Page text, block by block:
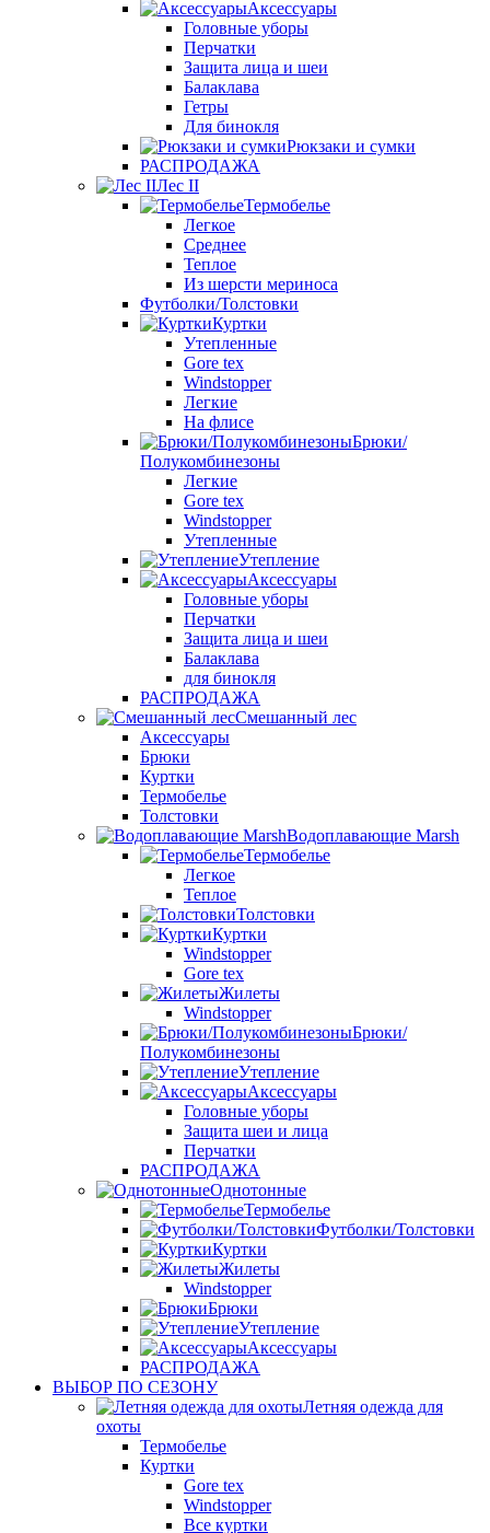
Аксессуары
Головные уборы
Перчатки
Защита лица и шеи
Балаклава
Гетры
Для бинокля
Рюкзаки и сумки
РАСПРОДАЖА
Лес II
Термобелье
Легкое
Среднее
Теплое
Из шерсти мериноса
Футболки/Толстовки
Куртки
Утепленные
Gore tex
Windstopper
Легкие
На флисе
Брюки/
Полукомбинезоны
Легкие
Gore tex
Windstopper
Утепленные
Утепление
Аксессуары
Головные уборы
Перчатки
Защита лица и шеи
Балаклава
для бинокля
РАСПРОДАЖА
Смешанный лес
Аксессуары
Брюки
Куртки
Термобелье
Толстовки
Водоплавающие Marsh
Термобелье
Легкое
Теплое
Толстовки
Куртки
Windstopper
Gore tex
Жилеты
Windstopper
Брюки/
Полукомбинезоны
Утепление
Аксессуары
Головные уборы
Защита шеи и лица
Перчатки
РАСПРОДАЖА
Однотонные
Термобелье
Футболки/Толстовки
Куртки
Жилеты
Windstopper
Брюки
Утепление
Аксессуары
РАСПРОДАЖА
ВЫБОР ПО СЕЗОНУ
Летняя одежда для
охоты
Термобелье
Куртки
Gore tex
Windstopper
Все куртки